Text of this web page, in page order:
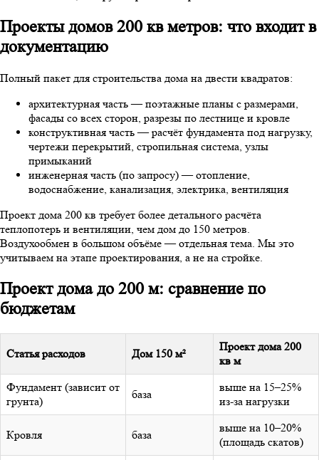
Проекты домов 200 кв метров: что входит в
документацию
Полный пакет для строительства дома на двести квадратов:
архитектурная часть — поэтажные планы с размерами,
фасады со всех сторон, разрезы по лестнице и кровле
конструктивная часть — расчёт фундамента под нагрузку,
чертежи перекрытий, стропильная система, узлы
примыканий
инженерная часть (по запросу) — отопление,
водоснабжение, канализация, электрика, вентиляция
Проект дома 200 кв требует более детального расчёта
теплопотерь и вентиляции, чем дом до 150 метров.
Воздухообмен в большом объёме — отдельная тема. Мы это
учитываем на этапе проектирования, а не на стройке.
Проект дома до 200 м: сравнение по
бюджетам
Статья расходов Дом 150 м²
Проект дома 200
кв м
Фундамент (зависит от
грунта)
база
выше на 15–25%
из-за нагрузки
Кровля база
выше на 10–20%
(площадь скатов)